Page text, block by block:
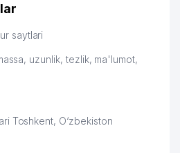
saytlari
uzunlik, tezlik, ma'lumot,
Toshkent, O‘zbekiston